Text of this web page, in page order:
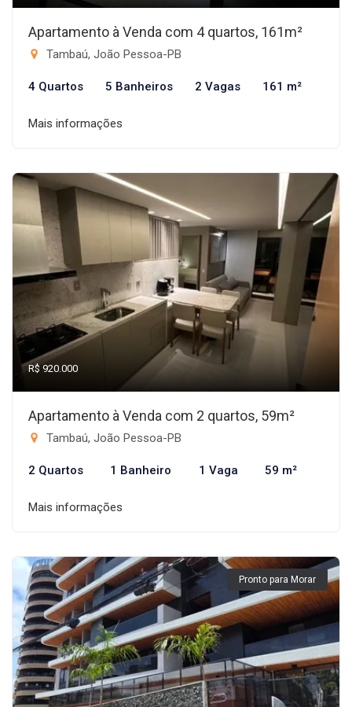
Apartamento à Venda com 4 quartos, 161m²
Tambaú, João Pessoa-PB
4 Quartos 5 Banheiros 2 Vagas 161 m²
Mais informações
R$ 920.000
Apartamento à Venda com 2 quartos, 59m²
Tambaú, João Pessoa-PB
2 Quartos 1 Banheiro 1 Vaga 59 m²
Mais informações
Pronto para Morar